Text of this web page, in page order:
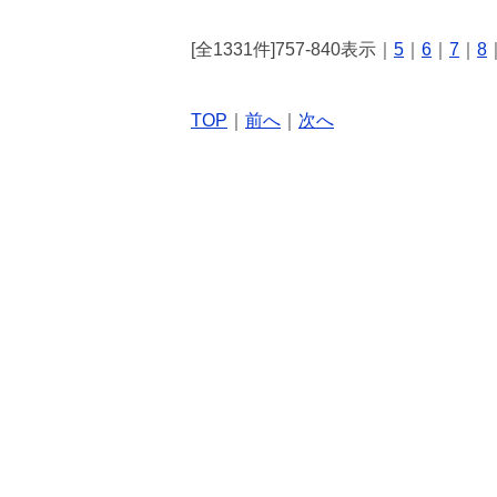
[全1331件]757-840表示｜ 5 6 7 8
TOP 前へ 次へ